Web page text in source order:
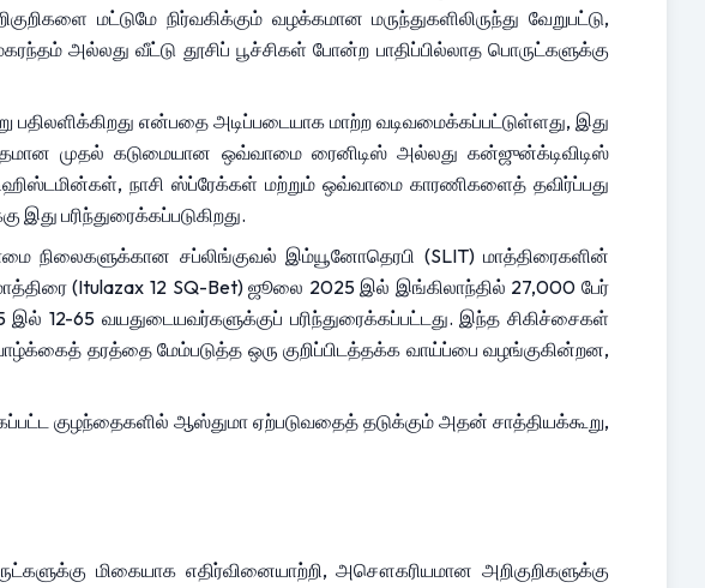
மட்டுமே நிர்வகிக்கும் வழக்கமான மருந்துகளிலிருந்து வேறுபட்டு,
அல்லது வீட்டு தூசிப் பூச்சிகள் போன்ற பாதிப்பில்லாத பொருட்களுக்கு
என்பதை அடிப்படையாக மாற்ற வடிவமைக்கப்பட்டுள்ளது, இது
மிதமான முதல் கடுமையான ஒவ்வாமை ரைனிடிஸ் அல்லது கன்ஜுன்க்டிவிடிஸ்
நாசி ஸ்ப்ரேக்கள் மற்றும் ஒவ்வாமை காரணிகளைத் தவிர்ப்பது
பரிந்துரைக்கப்படுகிறது.
நிலைகளுக்கான சப்லிங்குவல் இம்யூனோதெரபி (SLIT) மாத்திரைகளின்
(Itulazax 12 SQ-Bet) ஜூலை 2025 இல் இங்கிலாந்தில் 27,000 பேர்
இல் 12-65 வயதுடையவர்களுக்குப் பரிந்துரைக்கப்பட்டது. இந்த சிகிச்சைகள்
தரத்தை மேம்படுத்த ஒரு குறிப்பிடத்தக்க வாய்ப்பை வழங்குகின்றன,
குழந்தைகளில் ஆஸ்துமா ஏற்படுவதைத் தடுக்கும் அதன் சாத்தியக்கூறு,
மிகையாக எதிர்வினையாற்றி, அசௌகரியமான அறிகுறிகளுக்கு